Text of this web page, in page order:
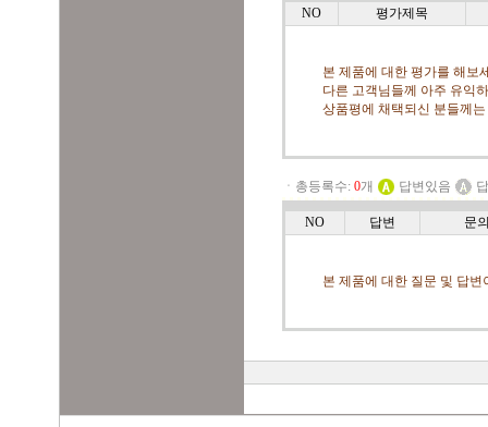
NO
평가제목
본 제품에 대한 평가를 해보
다른 고객님들께 아주 유익
상품평에 채택되신 분들께
ㆍ총등록수: 0개 답변있음
NO 답변 문
본 제품에 대한 질문 및 답